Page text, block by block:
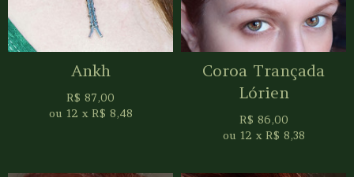
Ankh
R$ 87,00
ou 12 x R$ 8,48
Coroa Trançada
Lórien
R$ 86,00
ou 12 x R$ 8,38